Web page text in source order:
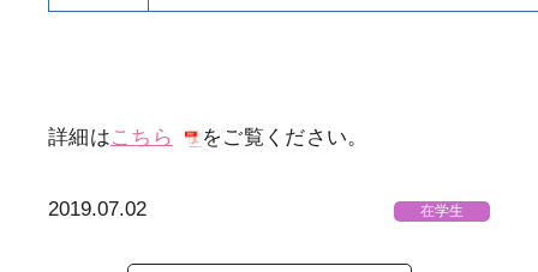
詳細はこちら をご覧ください。
2019.07.02 在学生